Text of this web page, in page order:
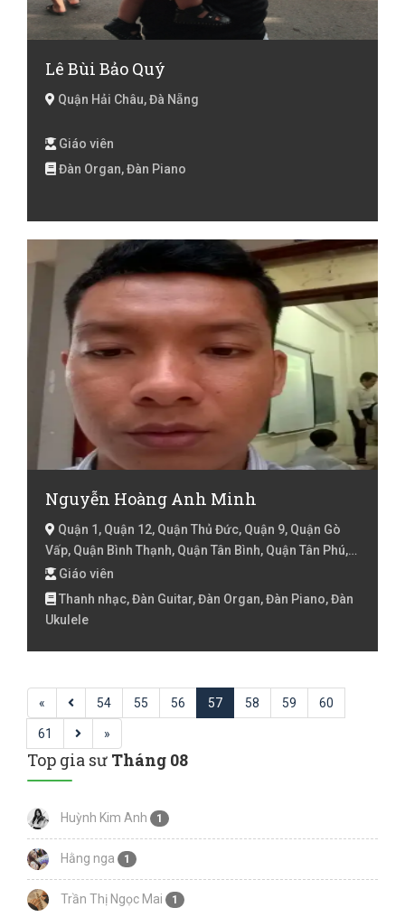
Lê Bùi Bảo Quý
Quận Hải Châu, Đà Nẵng
Giáo viên
Đàn Organ, Đàn Piano
Nguyễn Hoàng Anh Minh
Quận 1, Quận 12, Quận Thủ Đức, Quận 9, Quận Gò
Vấp, Quận Bình Thạnh, Quận Tân Bình, Quận Tân Phú,
Quận Phú Nhuận, Quận 2, Quận 3, Quận 10, Quận 11,
Quận 4, Quận 8, Quận 7, Hồ Chí Minh
Giáo viên
Thanh nhạc, Đàn Guitar, Đàn Organ, Đàn Piano, Đàn
Ukulele
« 54 55 56 57 58 59 60
61 »
Top gia sư Tháng 08
Huỳnh Kim Anh 1
Hằng nga 1
Trần Thị Ngọc Mai 1